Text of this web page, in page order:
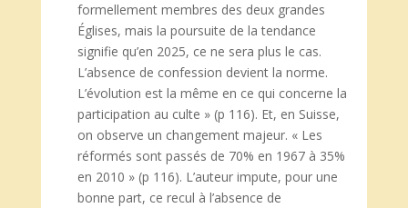
formellement membres des deux grandes
Églises, mais la poursuite de la tendance
signifie qu’en 2025, ce ne sera plus le cas.
L’absence de confession devient la norme.
L’évolution est la même en ce qui concerne la
participation au culte » (p 116). Et, en Suisse,
on observe un changement majeur. « Les
réformés sont passés de 70% en 1967 à 35%
en 2010 » (p 116). L’auteur impute, pour une
bonne part, ce recul à l’absence de